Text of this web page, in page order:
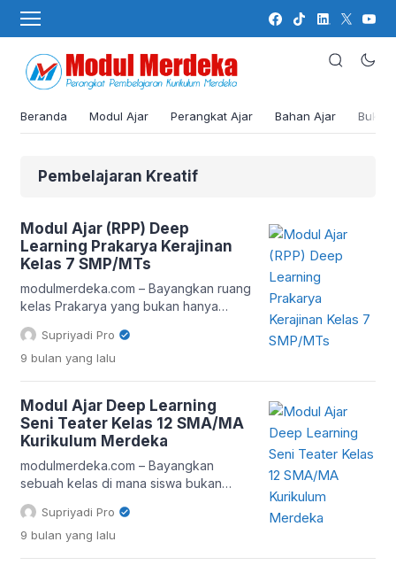
Beranda Modul Ajar Perangkat Ajar Bahan Ajar Buku
Pembelajaran Kreatif
Modul Ajar (RPP) Deep
Learning Prakarya Kerajinan
Kelas 7 SMP/MTs
modulmerdeka.com – Bayangkan ruang
kelas Prakarya yang bukan hanya
tempat siswa membuat kerajinan
tangan, tetapi juga laboratorium ide
kreatif berbasis teknologi. Itulah
Kelas 7 SMP/MTs Kurikulum Merdeka.
Di era pendidikan 5.0, pembelajaran
tidak cukup hanya mengajarkan
keterampilan manual. Guru harus
mampu mengintegrasikan kreativitas,
logika berpikir, […]
Supriyadi Pro
9 bulan yang lalu
Modul Ajar Deep Learning
Seni Teater Kelas 12 SMA/MA
Kurikulum Merdeka
modulmerdeka.com – Bayangkan
sebuah kelas di mana siswa bukan
hanya mendengarkan teori seni, tetapi
benar-benar menciptakan sebuah
pertunjukan yang hidup, dengan
Supriyadi Pro
9 bulan yang lalu